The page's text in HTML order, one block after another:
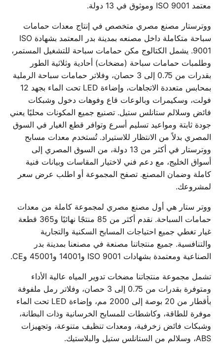
معتمد ISO 9001 وموثوق في 13 دولة.
ووترستار مصنع مصري متخصص في إنتاج معدات حمامات
سباحة متكاملة داخل مصنعه بمدينة بدر المعتمد بشهادة ISO
9001. يشمل الكتالوج مكن حمامات سباحة للتشغيل المستمر،
وطلمبات حمامات سباحة (مضخات) أحادية وثلاثية الطور
بقدرات من 0.75 إلى 3 حصان، وفلاتر حمامات سباحة الرملية
بمحابس متعددة الاتجاهات، وإضاءة LED تحت الماء بجهد 12
فولت، وسكيمرات وبالوعات قاع وفوهات دخول وشبكات
فائض وسلالم ستانلس ستيل. تصنيع جميع المكونات محليًا يعني
جودة ثابتة ومواعيد تسليم أسرع وتوافر قطع الغيار في السوق
المصري بدلاً من الانتظار للاستيراد. تُستخدم معدات مسابح
ووترستار في أكثر من 13 دولة، من السوق المصري إلى
أسواق الخليج، مع دعم فني لاختيار المقاسات وبيانات فنية
كاملة وضمان المصنع. تصفح المجموعة أو اطلب عرض سعر
لمشروعك.
ووتر ستار هي أول مصنع مصري لمجموعة كاملة من معدات
حمامات السباحة. نقدم أكثر من 85 منتجًا نهائيًا و365 قطعة
غيار تغطي جميع احتياجات المسابح السكنية والتجارية
والتنافسية. جميع منتجاتنا مصنعة في مصنعنا بمدينة بدر
الصناعية ومعتمدة بشهادات ISO 9001 و14001 و45001 وCE.
تشمل مجموعة منتجاتنا مضخات تدوير المياه عالية الأداء
ومتوفرة بقدرات من 0.75 إلى 3 حصان، وفلاتر رمل ملفوفة
بأقطار من 20 بوصة إلى 2000 مم، وإضاءة LED تحت الماء
موفرة للطاقة، وكاشطات للمسابح الخرسانية وذات البطانة،
وشبكات فائض زخرفية، ومعدات تنظيف متنوعة، وتجهيزات
ABS، وسلالم من الستانلس ستيل والبلاستيك.